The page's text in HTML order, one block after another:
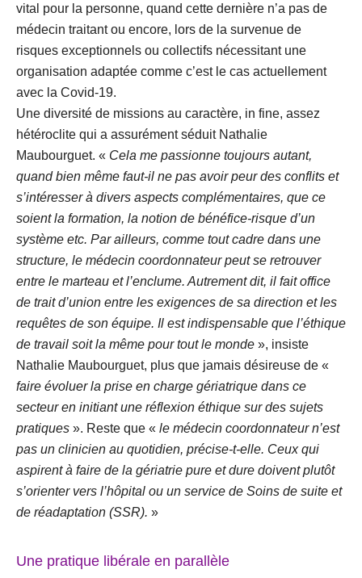
vital pour la personne, quand cette dernière n’a pas de
médecin traitant ou encore, lors de la survenue de
risques exceptionnels ou collectifs nécessitant une
organisation adaptée comme c’est le cas actuellement
avec la Covid-19.
Une diversité de missions au caractère, in fine, assez
hétéroclite qui a assurément séduit Nathalie
Maubourguet. « Cela me passionne toujours autant,
quand bien même faut-il ne pas avoir peur des conflits et
s’intéresser à divers aspects complémentaires, que ce
soient la formation, la notion de bénéfice-risque d’un
système etc. Par ailleurs, comme tout cadre dans une
structure, le médecin coordonnateur peut se retrouver
entre le marteau et l’enclume. Autrement dit, il fait office
de trait d’union entre les exigences de sa direction et les
requêtes de son équipe. Il est indispensable que l’éthique
de travail soit la même pour tout le monde », insiste
Nathalie Maubourguet, plus que jamais désireuse de «
faire évoluer la prise en charge gériatrique dans ce
secteur en initiant une réflexion éthique sur des sujets
pratiques ». Reste que « le médecin coordonnateur n’est
pas un clinicien au quotidien, précise-t-elle. Ceux qui
aspirent à faire de la gériatrie pure et dure doivent plutôt
s’orienter vers l’hôpital ou un service de Soins de suite et
de réadaptation (SSR). »
Une pratique libérale en parallèle